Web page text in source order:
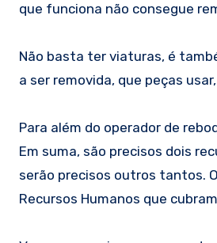
que funciona não consegue
Não basta ter viaturas, é
a ser removida, que peças
Para além do operador de
Em suma, são precisos dois
serão precisos outros tantos.
Recursos Humanos que